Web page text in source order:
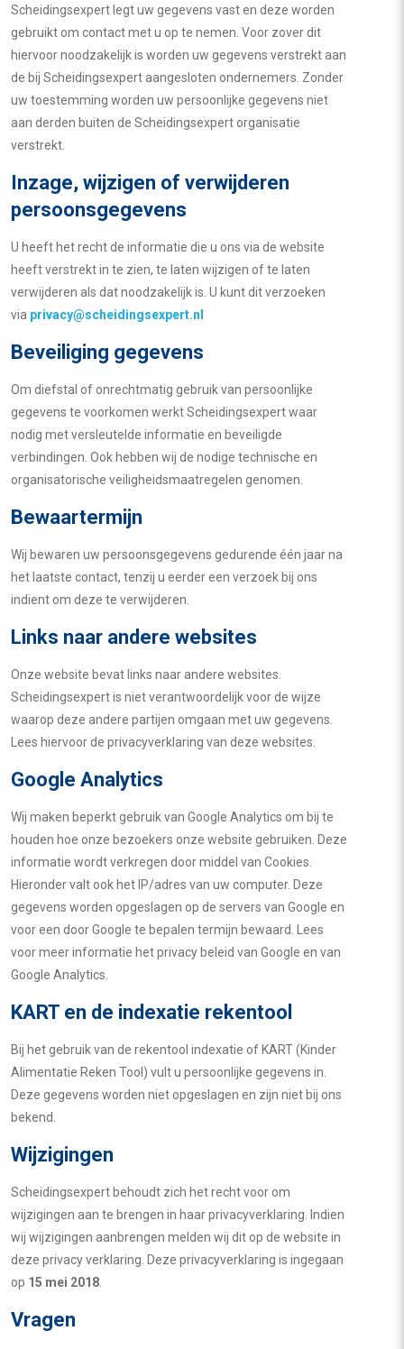
Scheidingsexpert legt uw gegevens vast en deze worden
gebruikt om contact met u op te nemen. Voor zover dit
hiervoor noodzakelijk is worden uw gegevens verstrekt aan
de bij Scheidingsexpert aangesloten ondernemers. Zonder
uw toestemming worden uw persoonlijke gegevens niet
aan derden buiten de Scheidingsexpert organisatie
verstrekt.
Inzage, wijzigen of verwijderen
persoonsgegevens
U heeft het recht de informatie die u ons via de website
heeft verstrekt in te zien, te laten wijzigen of te laten
verwijderen als dat noodzakelijk is. U kunt dit verzoeken
via privacy@scheidingsexpert.nl
Beveiliging gegevens
Om diefstal of onrechtmatig gebruik van persoonlijke
gegevens te voorkomen werkt Scheidingsexpert waar
nodig met versleutelde informatie en beveiligde
verbindingen. Ook hebben wij de nodige technische en
organisatorische veiligheidsmaatregelen genomen.
Bewaartermijn
Wij bewaren uw persoonsgegevens gedurende één jaar na
het laatste contact, tenzij u eerder een verzoek bij ons
indient om deze te verwijderen.
Links naar andere websites
Onze website bevat links naar andere websites.
Scheidingsexpert is niet verantwoordelijk voor de wijze
waarop deze andere partijen omgaan met uw gegevens.
Lees hiervoor de privacyverklaring van deze websites.
Google Analytics
Wij maken beperkt gebruik van Google Analytics om bij te
houden hoe onze bezoekers onze website gebruiken. Deze
informatie wordt verkregen door middel van Cookies.
Hieronder valt ook het IP/adres van uw computer. Deze
gegevens worden opgeslagen op de servers van Google en
voor een door Google te bepalen termijn bewaard. Lees
voor meer informatie het privacy beleid van Google en van
Google Analytics.
KART en de indexatie rekentool
Bij het gebruik van de rekentool indexatie of KART (Kinder
Alimentatie Reken Tool) vult u persoonlijke gegevens in.
Deze gegevens worden niet opgeslagen en zijn niet bij ons
bekend.
Wijzigingen
Scheidingsexpert behoudt zich het recht voor om
wijzigingen aan te brengen in haar privacyverklaring. Indien
wij wijzigingen aanbrengen melden wij dit op de website in
deze privacy verklaring. Deze privacyverklaring is ingegaan
op 15 mei 2018
Vragen